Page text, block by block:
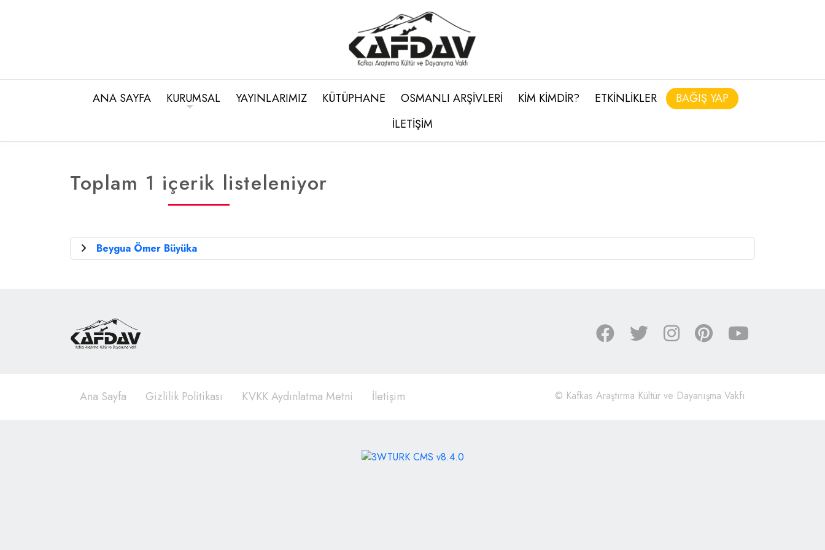
ANA SAYFA KURUMSAL YAYINLARIMIZ KÜTÜPHANE OSMANLI ARŞİVLERİ KİM KİMDİR? ETKİNLİKLER
BAĞIŞ YAP
İLETİŞİM
Toplam 1 içerik listeleniyor
Beygua Ömer Büyüka
Ana Sayfa Gizlilik Politikası KVKK Aydınlatma Metni İletişim © Kafkas Araştırma Kültür ve Dayanışma Vakfı